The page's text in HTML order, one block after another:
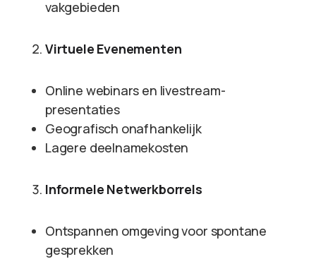
vakgebieden
Virtuele Evenementen
Online webinars en livestream-
presentaties
Geografisch onafhankelijk
Lagere deelnamekosten
Informele Netwerkborrels
Ontspannen omgeving voor spontane
gesprekken